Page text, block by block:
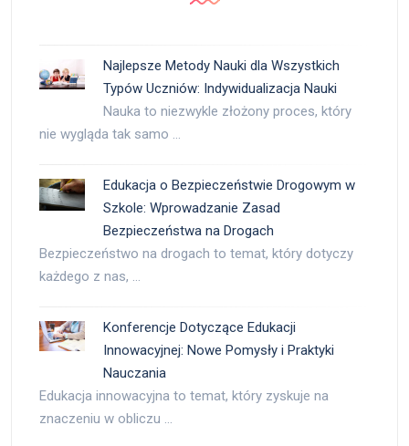
Najlepsze Metody Nauki dla Wszystkich
Typów Uczniów: Indywidualizacja Nauki
Nauka to niezwykle złożony proces, który
nie wygląda tak samo …
Edukacja o Bezpieczeństwie Drogowym w
Szkole: Wprowadzanie Zasad
Bezpieczeństwa na Drogach
Bezpieczeństwo na drogach to temat, który dotyczy
każdego z nas, …
Konferencje Dotyczące Edukacji
Innowacyjnej: Nowe Pomysły i Praktyki
Nauczania
Edukacja innowacyjna to temat, który zyskuje na
znaczeniu w obliczu …